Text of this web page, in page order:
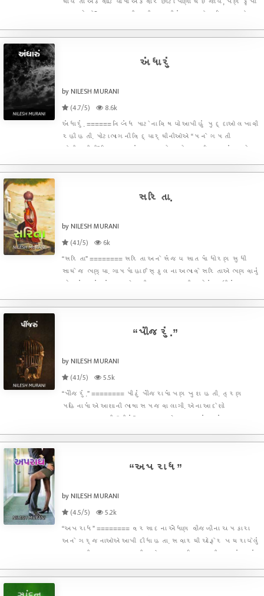
થાય તો અઠવાડિયામાં એકવાર છાંટો પાણી થઇ જાય, પણ કૃપા
થાય તો ને? સરસ્વતી મારી પત્નીનું નામ છે. મહિનાના છેલ્લા
લાભ ન થાય પણ દેવીજીની ગેરહાજરીમાં છ
અંધારું
by NILESH MURANI
(4.7/5)
8.6k
અંધારું. ====== નિબંધ માટેના વિષયો આપી હું મુદ્દાઓ લખાવી
રહી હતી. મોટાભાગની વિદ્યાર્થીનીઓએ “મને ગમતી
સેલીબ્રીટી” વિષય પસંદ કર્યો હતો. મારા દિમાગમાં અમોલ
લાગ્યા. મને મારા એ કોલેજના દિવસો યાદ આવી ગયા. જો હ
સરિતા.
by NILESH MURANI
(4.1/5)
6k
“સરિતા” ======== સરિતા અને સંજય સાતમાં ધોરણ સુધી
સાથે જ ભણ્યા. ગામમાં હાઈસ્કુલના અભાવે સરિતાએ ભણવાનું
છોડ્યું હતું. સંજય એગ્રીકલ્ચરલ ડીપ્લોમાં સુધીનું
ફરીને ખેતીવાડી સલાહકાર તરીકેનો અનુભવ લેવા લાગ્યો.
“પીંજરું.”
by NILESH MURANI
(4.1/5)
5.5k
“પીંજરું.” ======== મીઠું પીંજરામાં પણ ખુશ હતી. ત્રણ
મહિનામાં એ આશાની ભાષા સમજવા લાગી. એના આદેશો
અનુસરવા લાગી. “મીઠું” નામ આશાએ જ પાડ્યું હતું. ત્રણ
“અપરાધ”
by NILESH MURANI
(4.5/5)
5.2k
“અપરાધ” ======== વરસાદના એંધાણ વીજળીના ચમકારા
અને ગર્જનાઓએ આપી દીધા હતા. સવારથી ચોફેર પથરાયેલું
વરસાદી વાતાવરણ સતીશને પ્રફુલ્લિત કરી રહ્યું હતું,
આનંદ પણ હતો, ઓફીસ કામના બહાને બે વખત તાન્યાને